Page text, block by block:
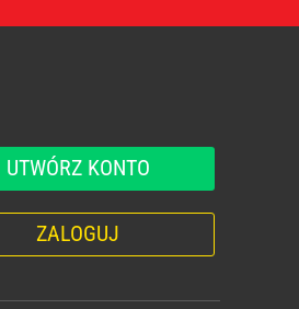
UTWÓRZ KONTO
ZALOGUJ